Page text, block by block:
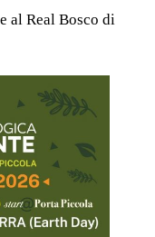
al Real Bosco di